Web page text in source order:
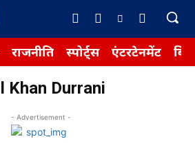
राजनीति स्पोर्ट्स एंटरटेनमेंट
Khan Durrani
- Advertisement -